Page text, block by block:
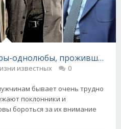
однолюбы, прожившие
известных 0
бывает очень трудно
поклонники и
бороться за их внимание